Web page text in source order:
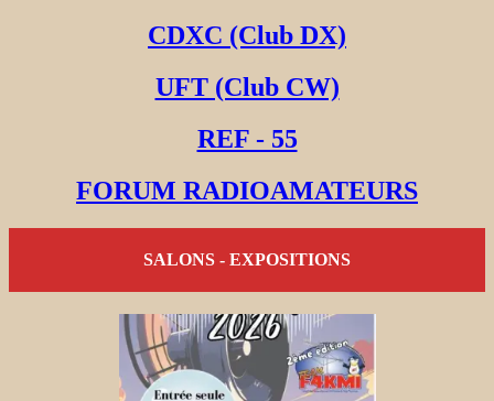
CDXC (Club DX)
UFT (Club CW)
REF - 55
FORUM RADIOAMATEURS
SALONS - EXPOSITIONS